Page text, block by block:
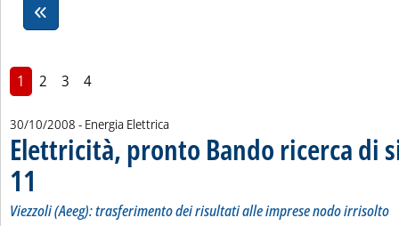
1 2 3 4
30/10/2008 - Energia Elettrica
Elettricità, pronto Bando ricerca di
11
. Sottotitolo: Viezzoli (Aeeg): trasferimento dei risultati alle imprese nodo irrisolto
. Pubblicata giovedì 30 ottobre 2008 alle 16.33.
Viezzoli (Aeeg): trasferimento dei risultati alle imprese nodo irrisolto